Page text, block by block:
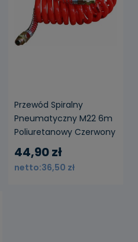
Przewód Spiralny
Pneumatyczny M22 6m
Poliuretanowy Czerwony
44,90 zł
36,50 zł